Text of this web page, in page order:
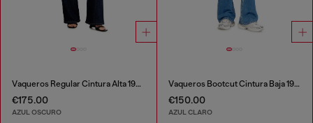
Vaqueros Regular Cintura Alta 1971 D-Sent
€175.00
AZUL OSCURO
Vaqueros Bootcut Cintura Baja 1969 D-Ebbey
€150.00
AZUL CLARO